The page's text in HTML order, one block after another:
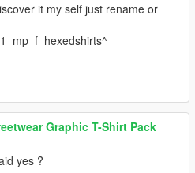
it my self just rename or
Graphic T-Shirt Pack
yes ?